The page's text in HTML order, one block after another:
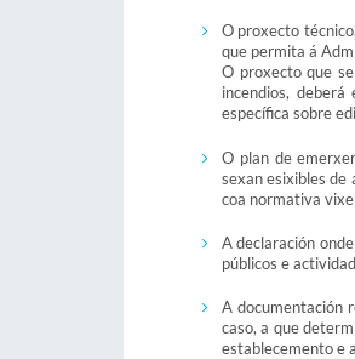
O proxecto
que permita á
O proxecto que
incendios,
específica sobre
O plan de
sexan esixibles de
coa normativa
A declaración
públicos e
A documentación
caso, a que
establecemento e